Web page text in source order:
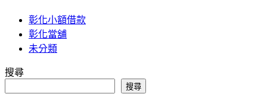
彰化小額借款
彰化當舖
未分類
搜尋
搜尋